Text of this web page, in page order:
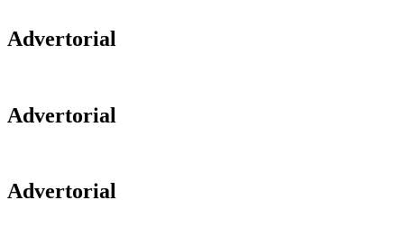
Advertorial
Advertorial
Advertorial